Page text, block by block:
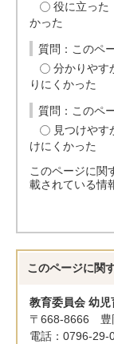
役に立った
かった
質問：このペ
分かりやす
りにくかった
質問：このペ
見つけやす
けにくかった
このページに関
載されている情
このページに関
教育委員会 幼
〒668-8666 豊
電話：0796-